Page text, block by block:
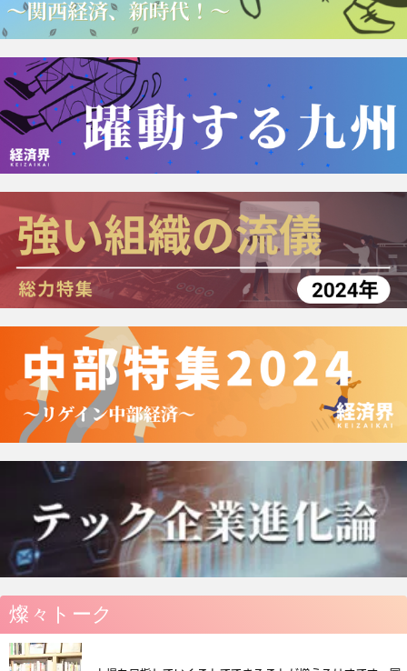
燦々トーク